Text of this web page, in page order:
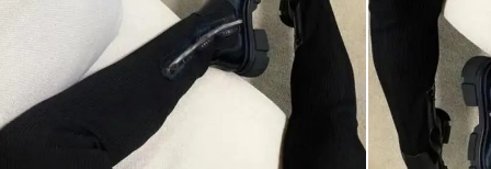
MODA PLAŻOWA